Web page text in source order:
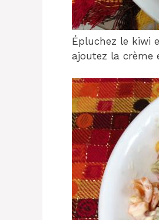
Épluchez le kiwi
ajoutez la crème